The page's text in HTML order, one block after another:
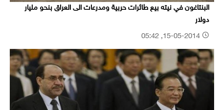
البنتاغون في نيته بيع طائرات حربية ومدرعات الى العراق بنحو مليار
دولار